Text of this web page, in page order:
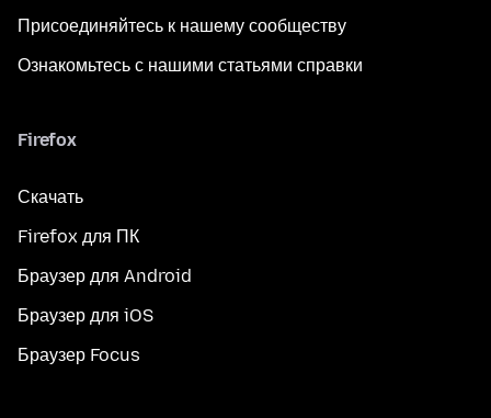
Присоединяйтесь к нашему сообществу
Ознакомьтесь с нашими статьями справки
Firefox
Скачать
Firefox для ПК
Браузер для Android
Браузер для iOS
Браузер Focus